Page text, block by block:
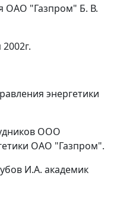
ОАО "Газпром" Б. В.
энергетики
ООО
ОАО "Газпром".
И.А. академик